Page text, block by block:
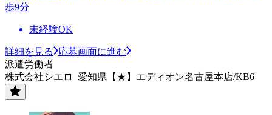
歩9分
未経験OK
詳細を見る
応募画面に進む
派遣労働者
株式会社シエロ_愛知県【★】エディオン名古屋本店/KB6